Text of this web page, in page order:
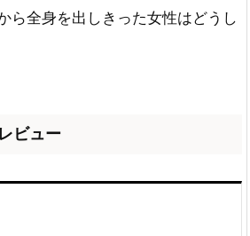
ら全身を出しきった女性はどうし
ビュー